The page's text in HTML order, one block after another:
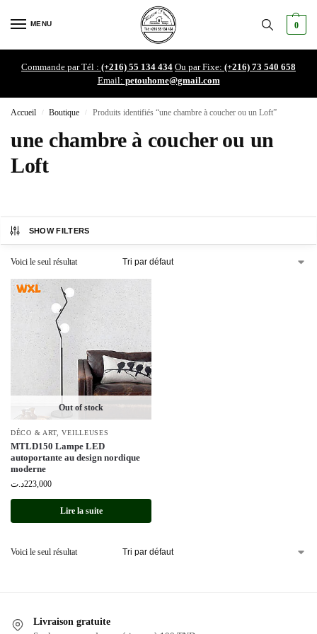
MENU 0
Commande par Tél : (+216) 55 134 434 Ou par Fixe: (+216) 73 540 658
Email: petouhome@gmail.com
Accueil / Boutique / Produits identifiés “une chambre à coucher ou un Loft”
une chambre à coucher ou un
Loft
SHOW FILTERS
Voici le seul résultat
Out of stock
DÉCO & ART ,VEILLEUSES
MTLD150 Lampe LED
autoportante au design nordique
moderne
223,000د.ت
Lire la suite
Voici le seul résultat
Livraison gratuite